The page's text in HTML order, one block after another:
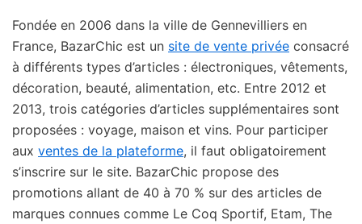
Fondée en 2006 dans la ville de Gennevilliers en
France, BazarChic est un site de vente privée consacré
à différents types d’articles : électroniques, vêtements,
décoration, beauté, alimentation, etc. Entre 2012 et
2013, trois catégories d’articles supplémentaires sont
proposées : voyage, maison et vins. Pour participer
aux ventes de la plateforme, il faut obligatoirement
s’inscrire sur le site. BazarChic propose des
promotions allant de 40 à 70 % sur des articles de
marques connues comme Le Coq Sportif, Etam, The